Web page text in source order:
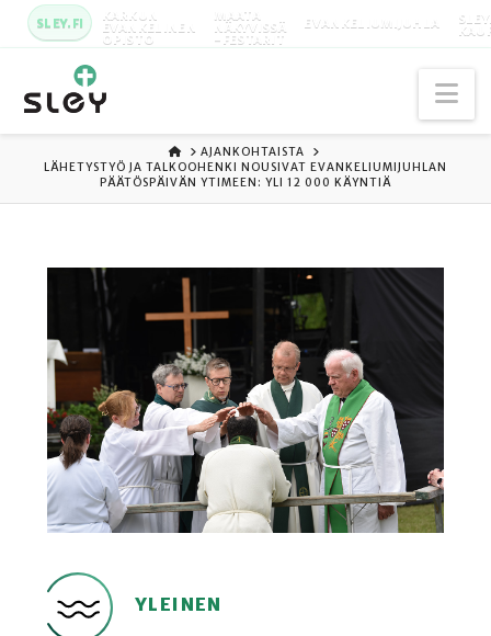
SLEY.FI KARKUN
EVANKELINEN
OPISTO
MAATA
NÄKYVISSÄ
-FESTARIT
EVANKELIUMIJUHLA
ETUSIVU
AJANKOHTAISTA
LÄHETYSTYÖ JA TALKOOHENKI NOUSIVAT EVANKELIUMIJUHLAN
PÄÄTÖSPÄIVÄN YTIMEEN: YLI 12 000 KÄYNTIÄ
YLEINEN